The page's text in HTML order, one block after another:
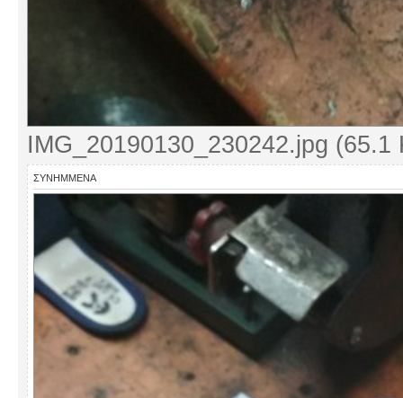
IMG_20190130_230242.jpg (65.1
ΣΥΝΗΜΜΈΝΑ